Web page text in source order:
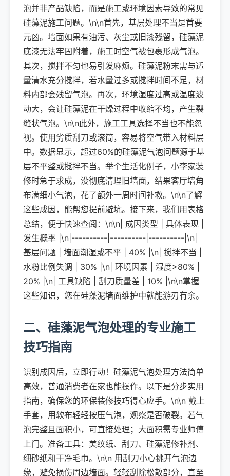
泡并非产品缺陷，而是施工或环境因素导致的常见
硅藻泥施工问题。\n\n首先，基层处理不当是首要
元凶。墙面如果有油污、灰尘或旧漆残留，硅藻泥
底漆无法牢固附着，施工时空气被包裹形成气泡。
其次，搅拌不匀也易引发麻烦。硅藻泥粉末需与适
量清水充分搅拌，若水量过多或搅拌时间不足，材
料内部会残留气泡。再次，环境湿度过高或温度波
动大，会让硅藻泥在干燥过程中收缩不均，产生裂
缝状气泡。\n\n此外，施工工具选择不当也不能忽
视。使用劣质刮刀或滚筒，容易将空气带入材料层
中。数据显示，超过60%的硅藻泥气泡问题源于基
层不平整或搅拌不当。举个生活化例子，小李家装
修时急于求成，没彻底清理旧墙面，结果客厅墙角
布满细小气泡，花了额外一周时间补救。\n\n了解
这些成因，能帮您提前避坑。接下来，我们用表格
总结，便于快速查阅：\n\n| 成因类型 | 具体表现 |
发生概率 |\n|----------|----------|----------|\n|
基层问题 | 墙面潮湿或不平 | 40% |\n| 搅拌不当 |
水粉比例失调 | 30% |\n| 环境因素 | 湿度>80% |
20% |\n| 工具缺陷 | 刮刀质量差 | 10% |\n\n掌握
这些知识，您在硅藻泥墙面维护中就能游刃有余。
二、硅藻泥气泡处理的专业施工
技巧指南
识别成因后，立即行动！硅藻泥气泡处理方法简单
高效，普通消费者在家也能操作。以下是分步实用
指南，确保您的环保装修技巧得心应手。\n\n 戴上
手套，用软布轻轻按压气泡，观察是否破裂。若气
泡完整且面积小，可直接处理；大面积需专业师傅
上门。准备工具：美纹纸、刮刀、硅藻泥修补剂、
细砂纸和干净毛巾。\n\n 用刮刀小心挑开气泡边
缘，避免损伤周边墙面。轻轻刮除松散部分，直至